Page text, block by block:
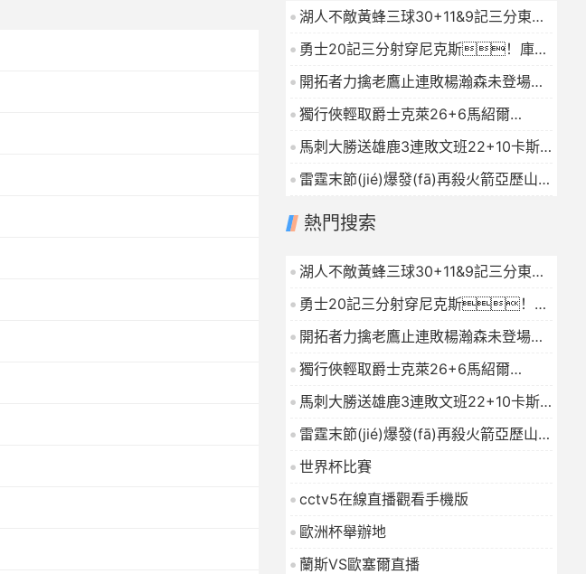
湖人不敵黃蜂三球30+11&9記三分東契
奇39分詹姆斯29+9+6
2026-01-16
勇士20記三分射穿尼克斯！庫里
27+7巴特勒32+8穆迪三分9中7
開拓者力擒老鷹止連敗楊瀚森未登場夏
普24+9CJ戰(zhàn)舊主20分
獨行俠輕取爵士克萊26+6馬紹爾
22+6+4森薩博27分
2026-01-16
馬刺大勝送雄鹿3連敗文班22+10卡斯
爾19+10字母哥21+5
2026-01-16
雷霆末節(jié)爆發(fā)再殺火箭亞歷山大
熱門搜索
湖人不敵黃蜂三球30+11&9記三分東契
奇39分詹姆斯29+9+6
2026-01-16
勇士20記三分射穿尼克斯！庫
里27+7巴特勒32+8穆迪三分9中7
開拓者力擒老鷹止連敗楊瀚森未登場夏
普24+9CJ戰(zhàn)舊主20分
獨行俠輕取爵士克萊26+6馬紹爾
22+6+4森薩博27分
2026-01-16
馬刺大勝送雄鹿3連敗文班22+10卡斯
爾19+10字母哥21+5
2026-01-16
雷霆末節(jié)爆發(fā)再殺火箭亞歷山大
連續(xù)112場20+杜蘭特23中7
世界杯比賽
cctv5在線直播觀看手機版
歐洲杯舉辦地
蘭斯VS歐塞爾直播